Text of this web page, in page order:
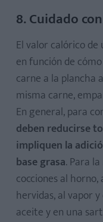
8. Cuidado
El valor calórico
en función de
carne a la plancha
misma carne,
En general, para
deben reducirse
impliquen la
base grasa. Para
cocciones al
hervidas, al vapor
aceite y en una